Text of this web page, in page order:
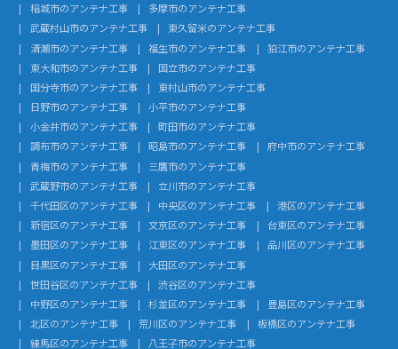
稲城市のアンテナ工事
多摩市のアンテナ工事
武蔵村山市のアンテナ工事
東久留米のアンテナ工事
清瀬市のアンテナ工事
福生市のアンテナ工事
狛江市のアンテナ工事
東大和市のアンテナ工事
国立市のアンテナ工事
国分寺市のアンテナ工事
東村山市のアンテナ工事
日野市のアンテナ工事
小平市のアンテナ工事
小金井市のアンテナ工事
町田市のアンテナ工事
調布市のアンテナ工事
昭島市のアンテナ工事
府中市のアンテナ工事
青梅市のアンテナ工事
三鷹市のアンテナ工事
武蔵野市のアンテナ工事
立川市のアンテナ工事
千代田区のアンテナ工事
中央区のアンテナ工事
港区のアンテナ工事
新宿区のアンテナ工事
文京区のアンテナ工事
台東区のアンテナ工事
墨田区のアンテナ工事
江東区のアンテナ工事
品川区のアンテナ工事
目黒区のアンテナ工事
大田区のアンテナ工事
世田谷区のアンテナ工事
渋谷区のアンテナ工事
中野区のアンテナ工事
杉並区のアンテナ工事
豊島区のアンテナ工事
北区のアンテナ工事
荒川区のアンテナ工事
板橋区のアンテナ工事
練馬区のアンテナ工事
八王子市のアンテナ工事